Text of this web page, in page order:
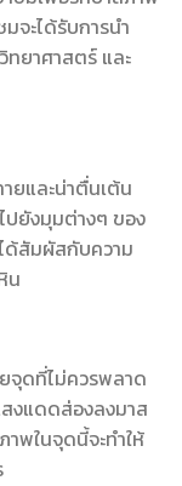
จะได้รับการนำ
ทยาศาสตร์ และ
ยและน่าตื่นเต้น
ปยังมุมต่างๆ ของ
ด้สัมผัสกับความ
น
จุดที่ไม่ควรพลาด
งแดดส่องลงมาส
พในจุดนี้จะทำให้